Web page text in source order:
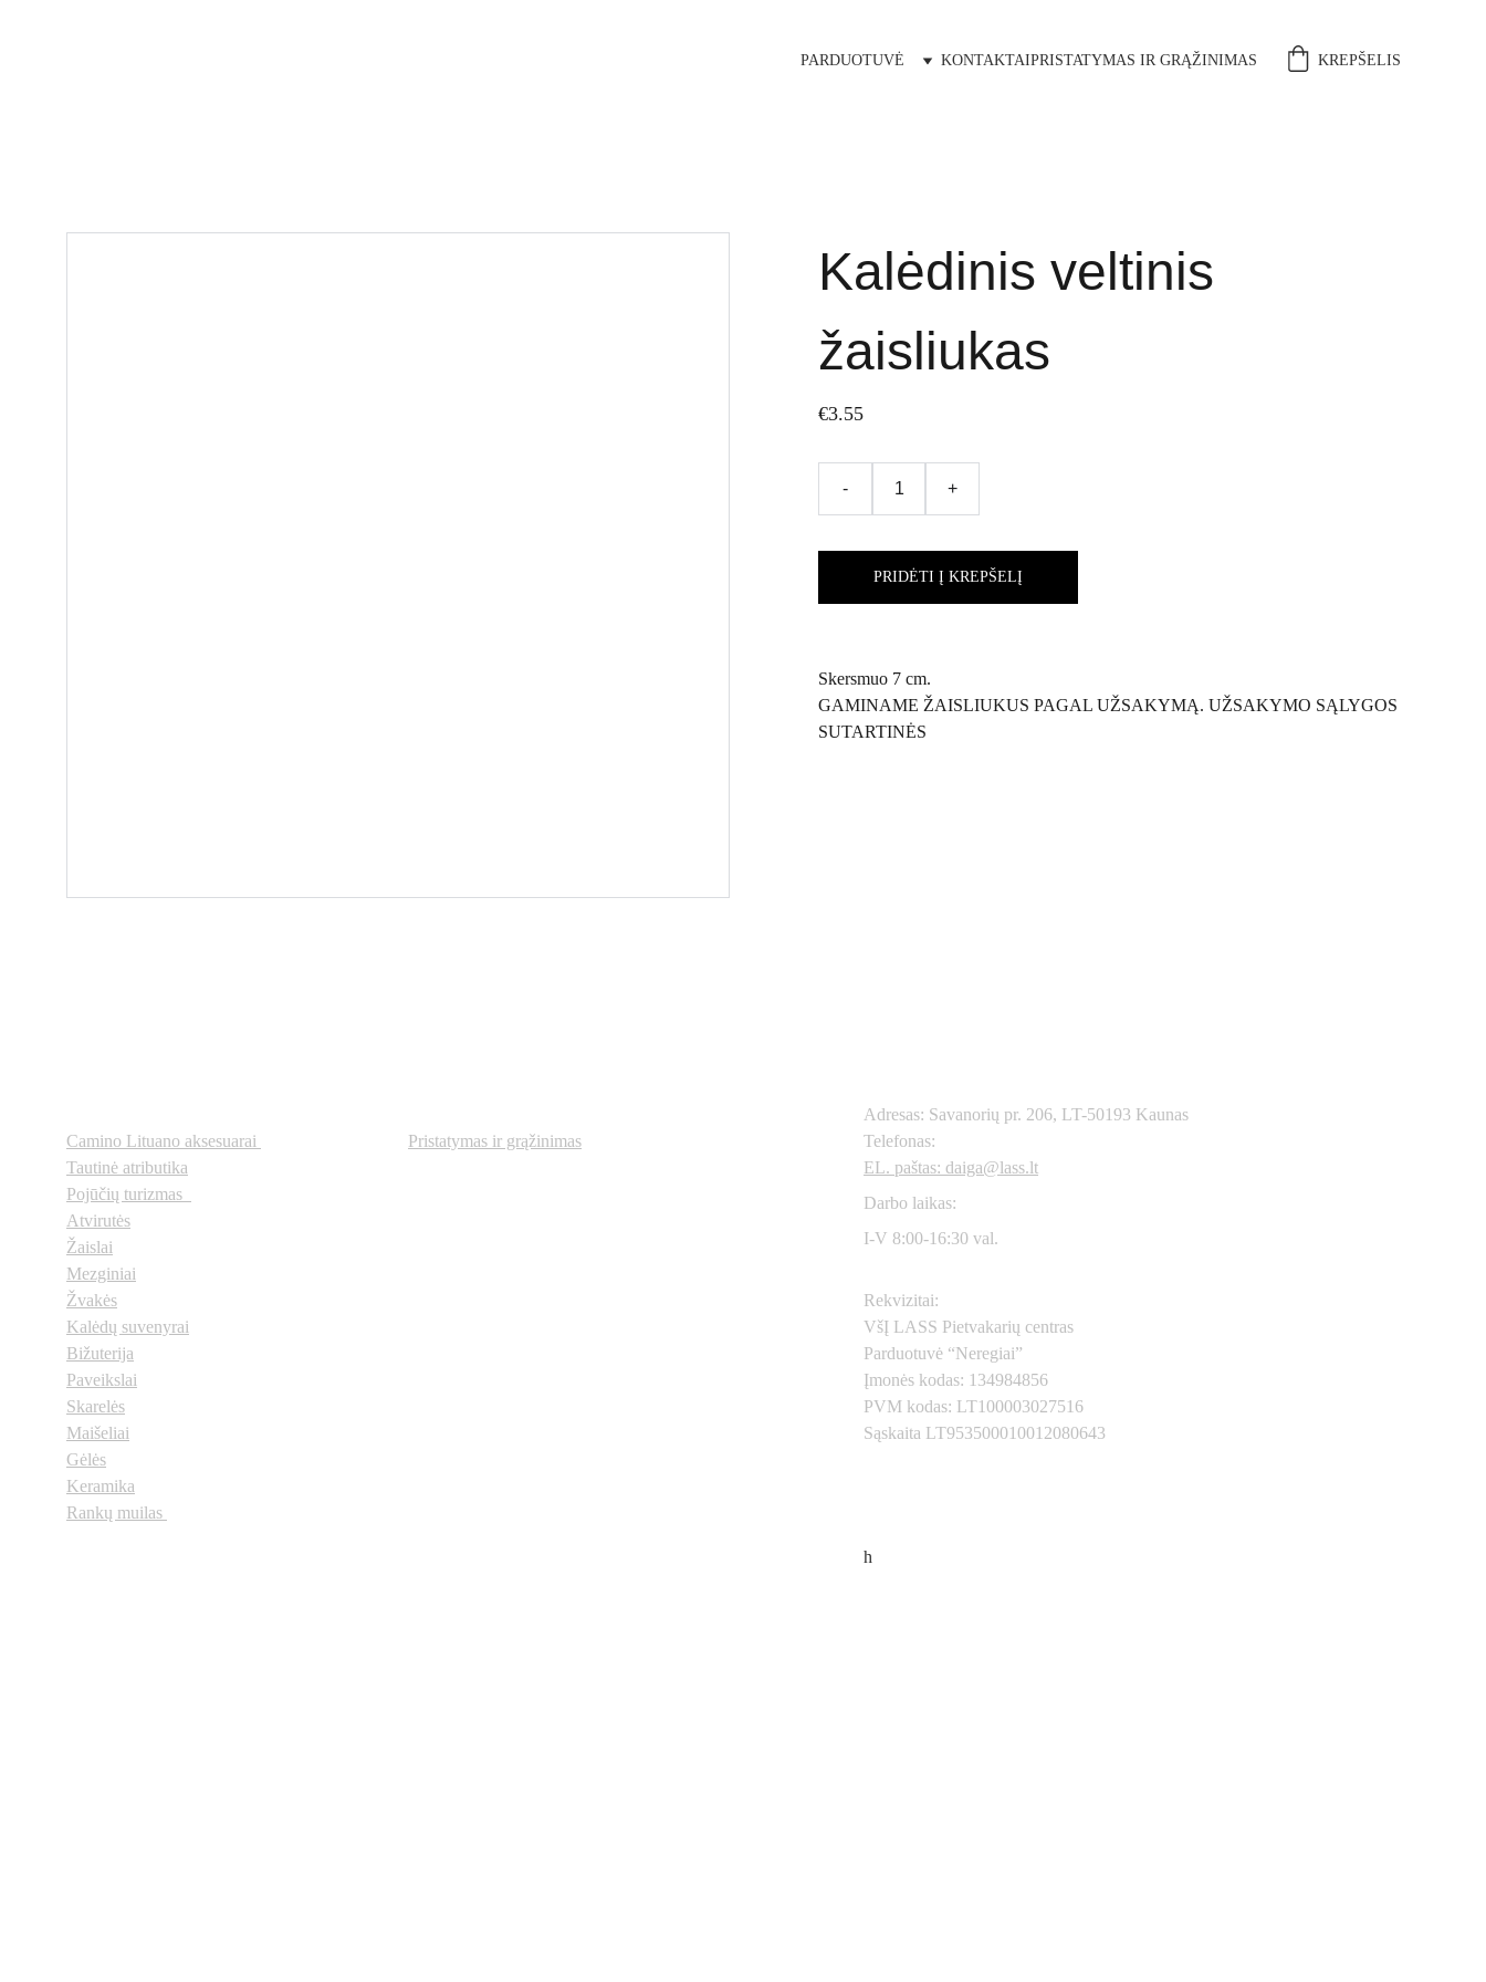
PARDUOTUVĖ KONTAKTAIPRISTATYMAS IR GRĄŽINIMAS KREPŠELIS
Kalėdinis veltinis
žaisliukas
€3.55
- +
PRIDĖTI Į KREPŠELĮ
Skersmuo 7 cm.
GAMINAME ŽAISLIUKUS PAGAL UŽSAKYMĄ. UŽSAKYMO SĄLYGOS
SUTARTINĖS
Adresas: Savanorių pr. 206, LT-50193 Kaunas
Telefonas:
EL. paštas: daiga@lass.lt
Darbo laikas:
I-V 8:00-16:30 val.
Rekvizitai:
VšĮ LASS Pietvakarių centras
Parduotuvė “Neregiai”
Įmonės kodas: 134984856
PVM kodas: LT100003027516
Sąskaita LT953500010012080643
h
Camino Lituano aksesuarai
Tautinė atributika
Pojūčių turizmas
Atvirutės
Žaislai
Mezginiai
Žvakės
Kalėdų suvenyrai
Bižuterija
Paveikslai
Skarelės
Maišeliai
Gėlės
Keramika
Rankų muilas
Pristatymas ir grąžinimas